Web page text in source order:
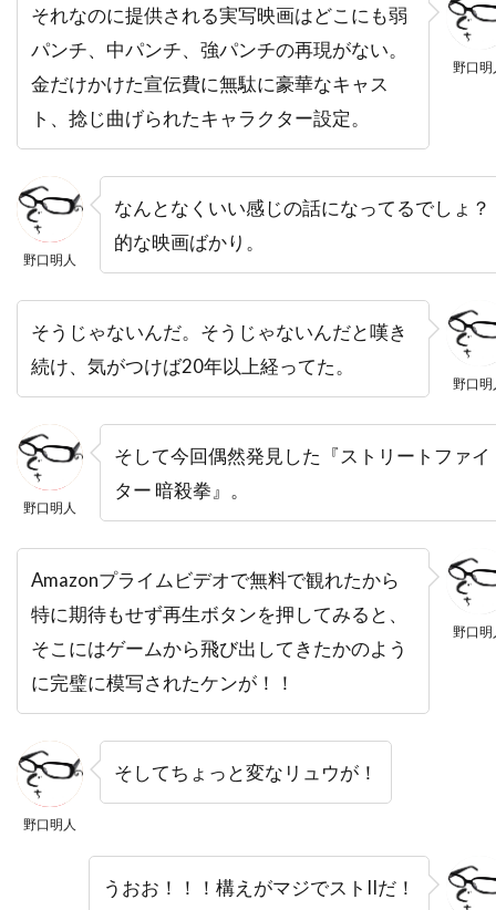
デヴィッド・S・ウォード
デヴィッド・アルパー
デヴィッド・アーノルド
デヴィッド・ウォーショフスキー
デヴィッド・エリソン
デヴィッド・オグデン・スティアーズ
デヴィッド・ガイラー
デヴィッド・キュービット
デヴィッド・クリンツマン
デヴィッド・クリーゲル
デヴィッド・クロス
デヴィッド・シャラム
デヴィッド・ジェンセン
デヴィッド・ジュリアン
デヴィッド・ジョハンソン
デヴィッド・ハイマン
デヴィッド・ヒューレット
デヴィッド・フォスター・プロダクションズ
デヴィッド・ブレナー
デヴィッド・ブロッカー
デヴィッド・ベニオフ
デヴィッド・マギー
デヴィッド・マッカラム
デヴィッド・モリッツ
野口明
それなのに提供される実写映画はどこにも弱
パンチ、中パンチ、強パンチの再現がない。
金だけかけた宣伝費に無駄に豪華なキャス
ト、捻じ曲げられたキャラクター設定。
野口明人
なんとなくいい感じの話になってるでしょ？
的な映画ばかり。
野口明
そうじゃないんだ。そうじゃないんだと嘆き
続け、気がつけば20年以上経ってた。
野口明人
そして今回偶然発見した『ストリートファイ
ター 暗殺拳』。
野口明
Amazonプライムビデオで無料で観れたから
特に期待もせず再生ボタンを押してみると、
そこにはゲームから飛び出してきたかのよう
に完璧に模写されたケンが！！
野口明人
そしてちょっと変なリュウが！
うおお！！！構えがマジでストIIだ！